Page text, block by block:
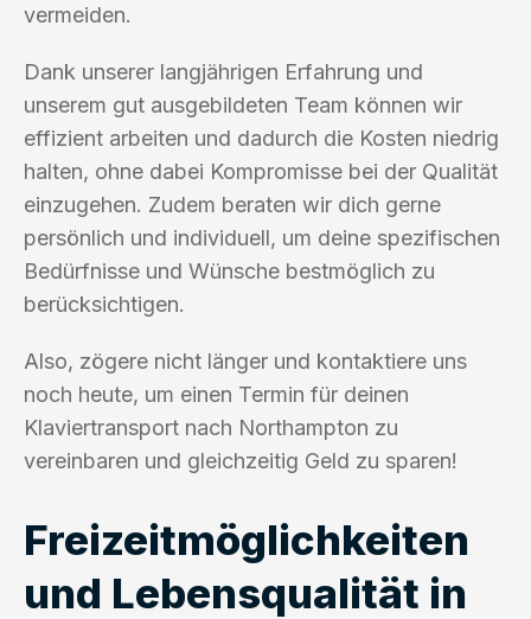
vermeiden.
Dank unserer langjährigen Erfahrung und
unserem gut ausgebildeten Team können wir
effizient arbeiten und dadurch die Kosten niedrig
halten, ohne dabei Kompromisse bei der Qualität
einzugehen. Zudem beraten wir dich gerne
persönlich und individuell, um deine spezifischen
Bedürfnisse und Wünsche bestmöglich zu
berücksichtigen.
Also, zögere nicht länger und kontaktiere uns
noch heute, um einen Termin für deinen
Klaviertransport nach Northampton zu
vereinbaren und gleichzeitig Geld zu sparen!
Freizeitmöglichkeiten
und Lebensqualität in